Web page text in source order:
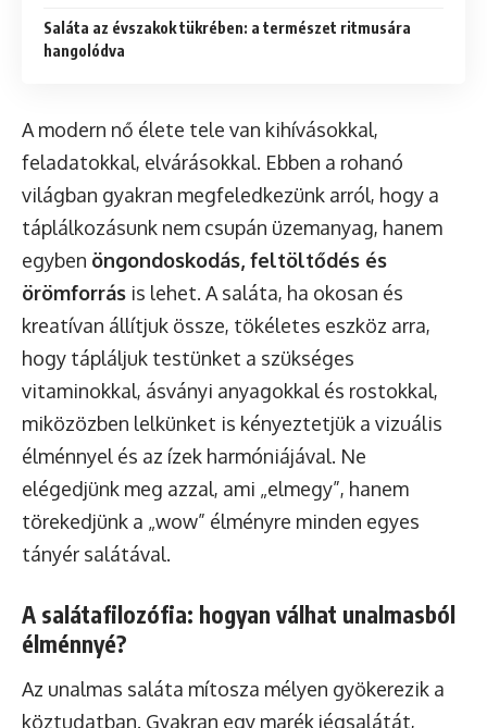
Saláta az évszakok tükrében: a természet ritmusára
hangolódva
A modern nő élete tele van kihívásokkal,
feladatokkal, elvárásokkal. Ebben a rohanó
világban gyakran megfeledkezünk arról, hogy a
táplálkozásunk nem csupán üzemanyag, hanem
egyben öngondoskodás, feltöltődés és
örömforrás is lehet. A saláta, ha okosan és
kreatívan állítjuk össze, tökéletes eszköz arra,
hogy tápláljuk testünket a szükséges
vitaminokkal, ásványi anyagokkal és rostokkal,
miközözben lelkünket is kényeztetjük a vizuális
élménnyel és az ízek harmóniájával. Ne
elégedjünk meg azzal, ami „elmegy”, hanem
törekedjünk a „wow” élményre minden egyes
tányér salátával.
A salátafilozófia: hogyan válhat unalmasból
élménnyé?
Az unalmas saláta mítosza mélyen gyökerezik a
köztudatban. Gyakran egy marék jégsalátát,